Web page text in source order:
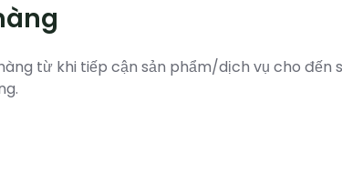
từ khi tiếp cận sản phẩm/dịch vụ cho